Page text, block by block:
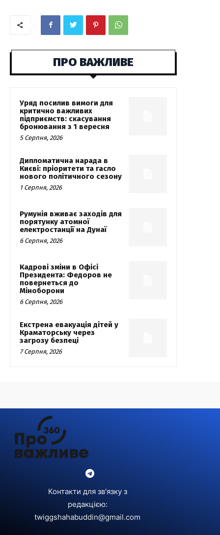
ПРО ВАЖЛИВЕ
Уряд посилив вимоги для
критично важливих
підприємств: скасування
бронювання з 1 вересня
5 Серпня, 2026
Дипломатична нарада в
Києві: пріоритети та гасло
нового політичного сезону
1 Серпня, 2026
Румунія вживає заходів для
порятунку атомної
електростанції на Дунаї
6 Серпня, 2026
Кадрові зміни в Офісі
Президента: Федоров не
повернеться до
Міноборони
6 Серпня, 2026
Екстрена евакуація дітей у
Краматорську через
загрозу безпеці
7 Серпня, 2026
Контакти для зв'язку з
редакцією:
twiggshahabuddin@gmail.com